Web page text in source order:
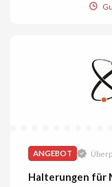
ANGEBOT
Halterungen für